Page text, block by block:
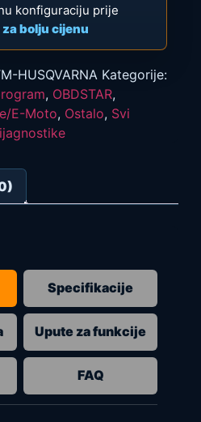
konfiguraciju prije
bolju cijenu
HUSQVARNA Kategorije:
, OBDSTAR,
E-Moto, Ostalo, Svi
Specifikacije
Upute za funkcije
FAQ